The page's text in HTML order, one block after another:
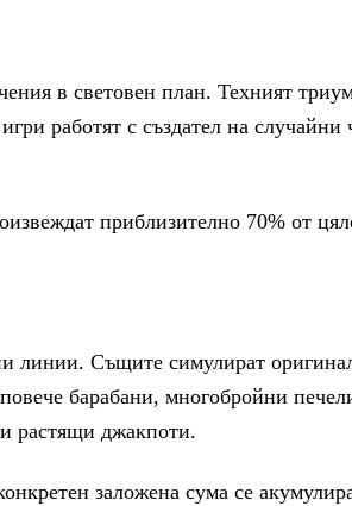
в световен план. Техният
работят с създател на
приблизително 70% от
Същите симулират
барабани, многобройни
растящи джакпоти.
заложена сума се